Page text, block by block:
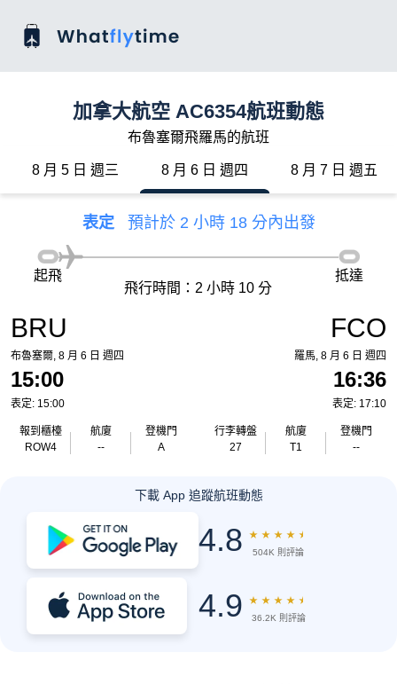
加拿大航空 AC6354航班動態
布魯塞爾飛羅馬的航班
8 月 5 日 週三 8 月 6 日 週四 8 月 7 日 週五
表定 預計於 2 小時 18 分內出發
BRU
布魯塞爾, 8 月 6 日 週四
15:00
表定: 15:00
報到櫃檯
ROW4
航廈
--
登機門
A
起飛
飛行時間：2 小時 10 分
抵達
FCO
羅馬, 8 月 6 日 週四
16:36
表定: 17:10
行李轉盤
27
航廈
T1
登機門
--
下載 App 追蹤航班動態
4.8 ★ ★ ★ ★ ★
504K 則評論
4.9 ★ ★ ★ ★ ★
36.2K 則評論